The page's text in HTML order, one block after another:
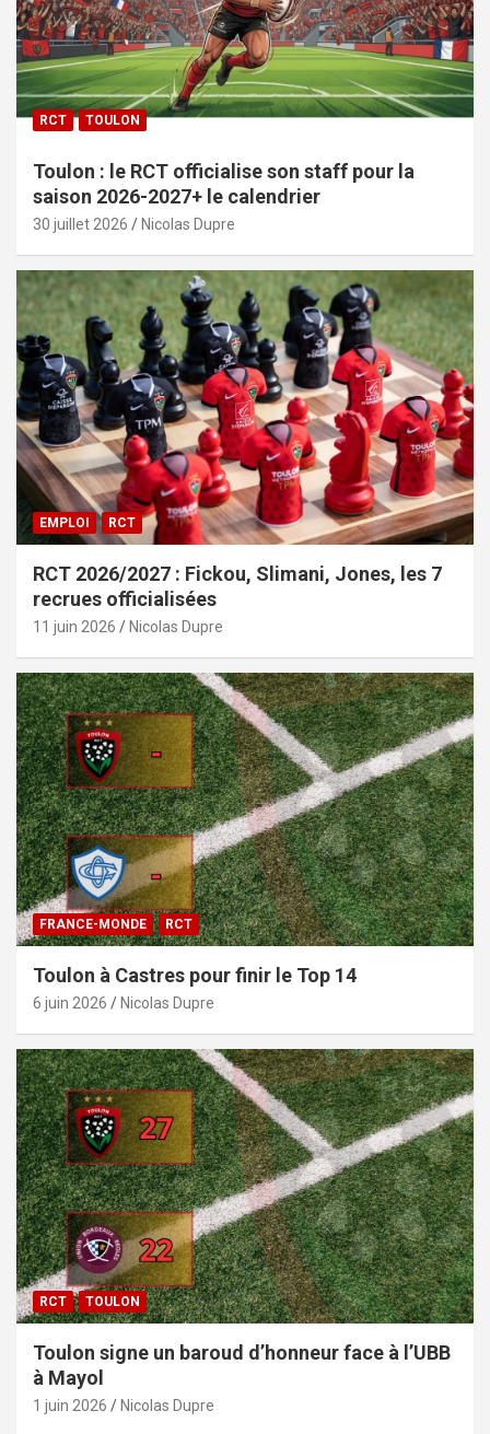
RCT TOULON
Toulon : le RCT officialise son staff pour la
saison 2026-2027+ le calendrier
30 juillet 2026 Nicolas Dupre
EMPLOI RCT
RCT 2026/2027 : Fickou, Slimani, Jones, les 7
recrues officialisées
11 juin 2026 Nicolas Dupre
FRANCE-MONDE RCT
Toulon à Castres pour finir le Top 14
6 juin 2026 Nicolas Dupre
RCT TOULON
Toulon signe un baroud d’honneur face à l’UBB
à Mayol
1 juin 2026 Nicolas Dupre